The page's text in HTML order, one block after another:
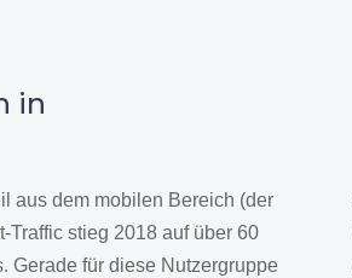
in
aus dem mobilen Bereich (der
Traffic stieg 2018 auf über 60
Gerade für diese Nutzergruppe